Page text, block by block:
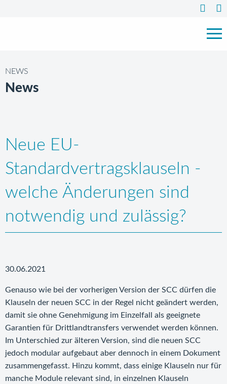
NEWS
News
Neue EU-
Standardvertragsklauseln -
welche Änderungen sind
notwendig und zulässig?
30.06.2021
Genauso wie bei der vorherigen Version der SCC dürfen die
Klauseln der neuen SCC in der Regel nicht geändert werden,
damit sie ohne Genehmigung im Einzelfall als geeignete
Garantien für Drittlandtransfers verwendet werden können.
Im Unterschied zur älteren Version, sind die neuen SCC
jedoch modular aufgebaut aber dennoch in einem Dokument
zusammengefasst. Hinzu kommt, dass einige Klauseln nur für
manche Module relevant sind, in einzelnen Klauseln